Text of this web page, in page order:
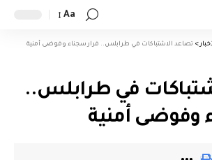
Aa
> تصاعد الاشتباكات في طرابلس.. فرار سجناء وفوضى أمنية
في طرابلس..
وفوضى أمنية